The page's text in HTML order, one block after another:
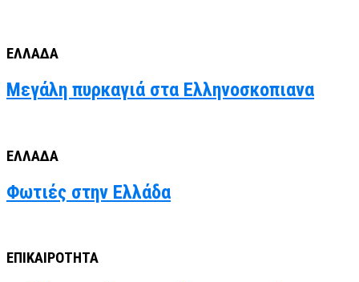
ΕΛΛΑΔΑ
Μεγάλη πυρκαγιά στα Ελληνοσκοπιανα
ΕΛΛΑΔΑ
Φωτιές στην Ελλάδα
ΕΠΙΚΑΙΡΟΤΗΤΑ